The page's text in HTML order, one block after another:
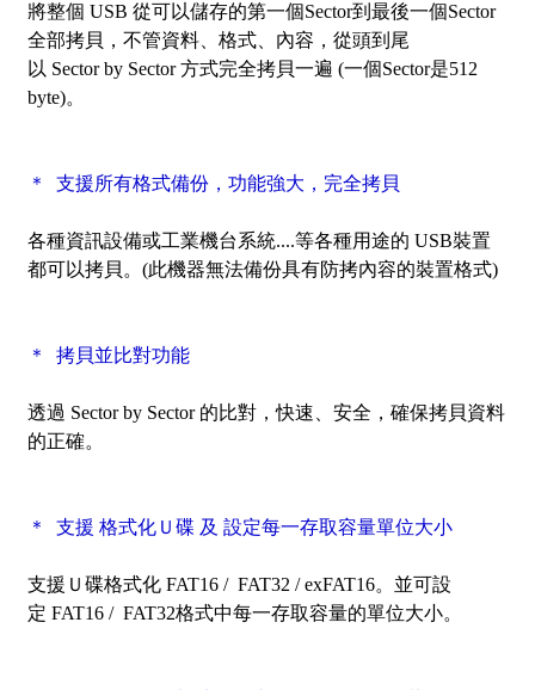
將整個 USB 從可以儲存的第一個Sector到最後一個Sector
全部拷貝，不管資料、格式、內容，從頭到尾
以 Sector by Sector方式完全拷貝一遍 (一個Sector是512
byte)。
＊ 支援所有格式備份，功能強大，完全拷貝
各種資訊設備或工業機台系統....等各種用途的 USB裝置
都可以拷貝。 (此機器無法備份具有防拷內容的裝置格式)
＊ 拷貝並比對功能
透過 Sector by Sector 的比對，快速、安全，確保拷貝資料
的正確。
＊ 支援 格式化Ｕ碟 及 設定每一存取容量單位大小
支援Ｕ碟格式化 FAT16 / FAT32 /exFAT16。 並可設
定 FAT16 / FAT32格式中每一存取容量的單位大小。